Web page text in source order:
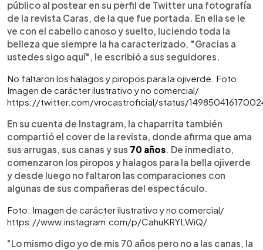
público al postear en su perfil de Twitter una fotografía
de la revista Caras, de la que fue portada. En ella se le
ve con el cabello canoso y suelto, luciendo toda la
belleza que siempre la ha caracterizado. "Gracias a
ustedes sigo aquí", le escribió a sus seguidores.
No faltaron los halagos y piropos para la ojiverde. Foto:
Imagen de carácter ilustrativo y no comercial/
https://twitter.com/vrocastroficial/status/
En su cuenta de Instagram, la chaparrita también
compartió el cover de la revista, donde afirma que ama
sus arrugas, sus canas y sus 70 años. De inmediato,
comenzaron los piropos y halagos para la bella ojiverde
y desde luego no faltaron las comparaciones con
algunas de sus compañeras del espectáculo.
Foto: Imagen de carácter ilustrativo y no comercial/
https://www.instagram.com/p/CahuKRYLWiQ/
"Lo mismo digo yo de mis 70 años pero no a las canas, la